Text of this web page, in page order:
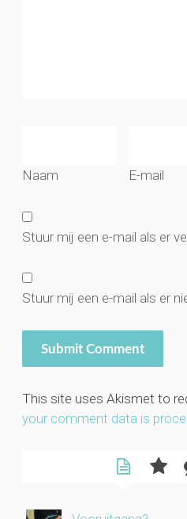
Naam E-mail
Stuur mij een e-mail als er
Stuur mij een e-mail als er
This site uses Akismet to
your comment data is